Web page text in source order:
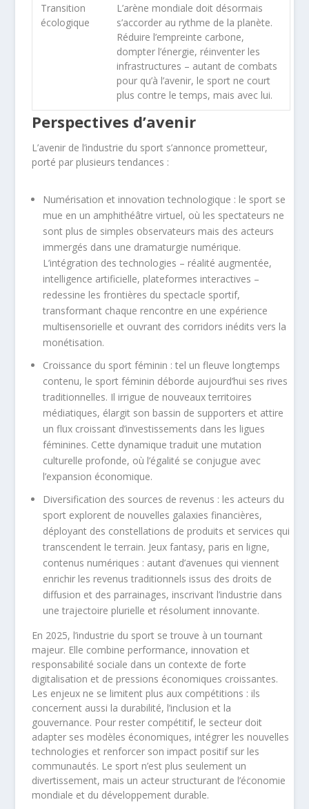
Transition
écologique
L’arène mondiale doit désormais
s’accorder au rythme de la planète.
Réduire l’empreinte carbone,
dompter l’énergie, réinventer les
infrastructures – autant de combats
pour qu’à l’avenir, le sport ne court
plus contre le temps, mais avec lui.
Perspectives d’avenir
L’avenir de l’industrie du sport s’annonce prometteur,
porté par plusieurs tendances :
Numérisation et innovation technologique : le sport se
mue en un amphithéâtre virtuel, où les spectateurs ne
sont plus de simples observateurs mais des acteurs
immergés dans une dramaturgie numérique.
L’intégration des technologies – réalité augmentée,
intelligence artificielle, plateformes interactives –
redessine les frontières du spectacle sportif,
transformant chaque rencontre en une expérience
multisensorielle et ouvrant des corridors inédits vers la
monétisation.
Croissance du sport féminin : tel un fleuve longtemps
contenu, le sport féminin déborde aujourd’hui ses rives
traditionnelles. Il irrigue de nouveaux territoires
médiatiques, élargit son bassin de supporters et attire
un flux croissant d’investissements dans les ligues
féminines. Cette dynamique traduit une mutation
culturelle profonde, où l’égalité se conjugue avec
l’expansion économique.
Diversification des sources de revenus : les acteurs du
sport explorent de nouvelles galaxies financières,
déployant des constellations de produits et services qui
transcendent le terrain. Jeux fantasy, paris en ligne,
contenus numériques : autant d’avenues qui viennent
enrichir les revenus traditionnels issus des droits de
diffusion et des parrainages, inscrivant l’industrie dans
une trajectoire plurielle et résolument innovante.
En 2025, l’industrie du sport se trouve à un tournant
majeur. Elle combine performance, innovation et
responsabilité sociale dans un contexte de forte
digitalisation et de pressions économiques croissantes.
Les enjeux ne se limitent plus aux compétitions : ils
concernent aussi la durabilité, l’inclusion et la
gouvernance. Pour rester compétitif, le secteur doit
adapter ses modèles économiques, intégrer les nouvelles
technologies et renforcer son impact positif sur les
communautés. Le sport n’est plus seulement un
divertissement, mais un acteur structurant de l’économie
mondiale et du développement durable.